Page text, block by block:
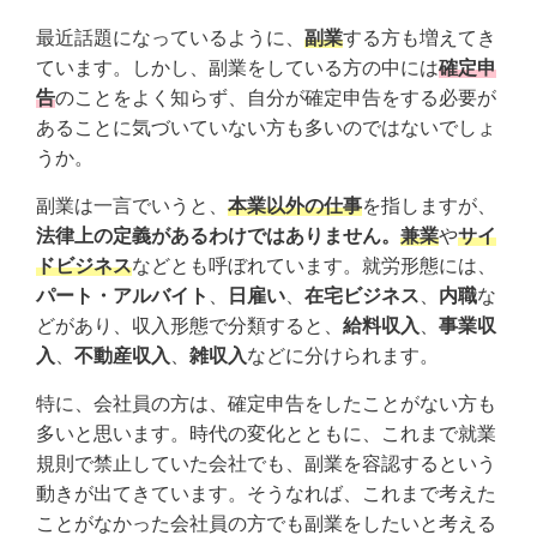
最近話題になっているように、 副業する方も増えてき
ています。しかし、副業をしている方の中には確定申
告のことをよく知らず、自分が確定申告をする必要が
あることに気づいていない方も多いのではないでしょ
うか。
副業は一言でいうと、 本業以外の仕事を指しますが、
法律上の定義があるわけではありません。 兼業やサイ
ドビジネスなどとも呼ぼれています。就労形態には、
パート・アルバイト
日雇い 在宅ビジネス 内職な
どがあり、収入形態で分類すると、 給料収入
事業収
入
不動産収入 雑収入などに分けられます。
特に、会社員の方は、確定申告をしたことがない方も
多いと思います。時代の変化とともに、これまで就業
規則で禁止していた会社でも、副業を容認するという
動きが出てきています。そうなれば、これまで考えた
ことがなかった会社員の方でも副業をしたいと考える